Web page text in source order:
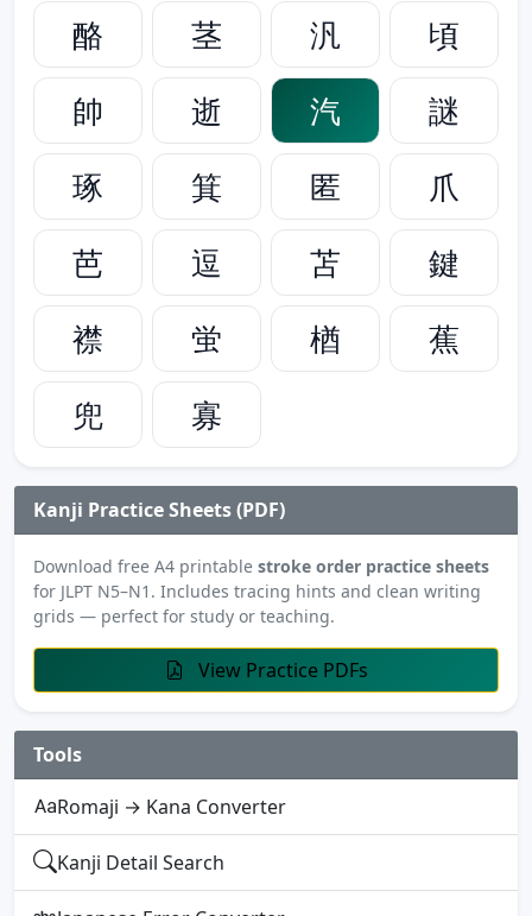
酪
茎 汎
頃
帥
逝 汽
謎
琢
箕 匿
爪
芭
逗 苫
鍵
襟
蛍 楢
蕉
兜
寡
Kanji Practice Sheets (PDF)
Download free A4 printable stroke order practice sheets
for JLPT N5–N1. Includes tracing hints and clean writing
grids — perfect for study or teaching.
View Practice PDFs
Tools
Romaji → Kana Converter
Kanji Detail Search